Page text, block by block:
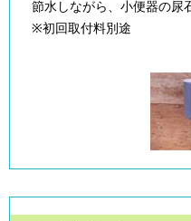
節水しながら、小便器の尿
※初回取付料別途